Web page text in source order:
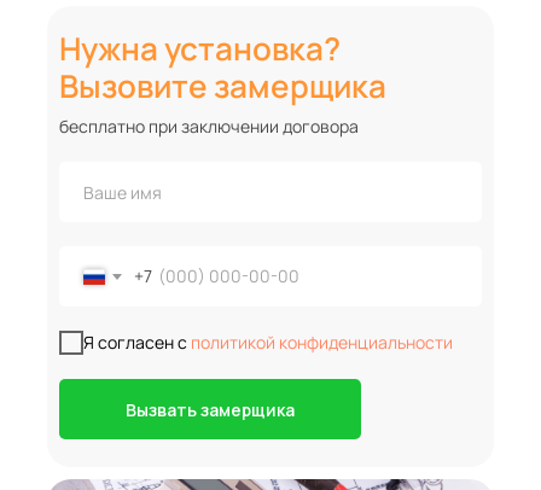
Нужна установка?
Вызовите замерщика
+7
Я согласен с политикой конфиденциальности
Вызвать замерщика
бесплатно при заключении договора